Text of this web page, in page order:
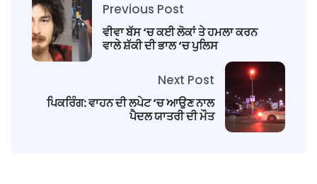
Previous Post
ਵੀਵਾ ਬੱਸ ‘ਚ ਕਈ ਲੋਕਾਂ ਤੇ ਹਮਲਾ ਕਰਨ
ਵਾਲੇ ਸ਼ੱਕੀ ਦੀ ਭਾਲ ‘ਚ ਪੁਲਿਸ
Next Post
ਪਿਕਰਿੰਗ: ਵਾਹਨ ਦੀ ਲਪੇਟ ‘ਚ ਆਉਣ ਨਾਲ
ਪੈਦਲ ਯਾਤਰੀ ਦੀ ਮੌਤ